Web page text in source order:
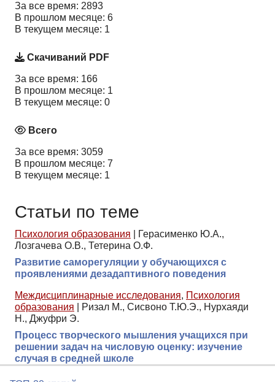
За все время: 2893
В прошлом месяце: 6
В текущем месяце: 1
Скачиваний PDF
За все время: 166
В прошлом месяце: 1
В текущем месяце: 0
Всего
За все время: 3059
В прошлом месяце: 7
В текущем месяце: 1
Статьи по теме
Психология образования
Герасименко Ю.А.,
Лозгачева О.В., Тетерина О.Ф.
Развитие саморегуляции у обучающихся с
проявлениями дезадаптивного поведения
Междисциплинарные исследования, Психология
образования
Ризал М., Сисвоно Т.Ю.Э., Нурхаяди
Н., Джуфри Э.
Процесс творческого мышления учащихся при
решении задач на числовую оценку: изучение
случая в средней школе